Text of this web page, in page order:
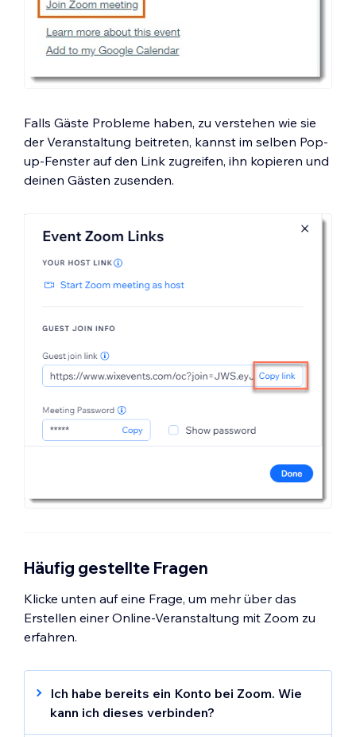
Falls Gäste Probleme haben, zu verstehen wie sie
der Veranstaltung beitreten, kannst im selben Pop-
up-Fenster auf den Link zugreifen, ihn kopieren und
deinen Gästen zusenden.
Häufig gestellte Fragen
Klicke unten auf eine Frage, um mehr über das
Erstellen einer Online-Veranstaltung mit Zoom zu
erfahren.
Ich habe bereits ein Konto bei Zoom. Wie
kann ich dieses verbinden?
Ja. Während der Einrichtung wirst du